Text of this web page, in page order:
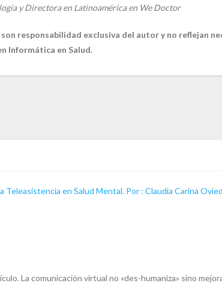
y Directora en Latinoamérica en We Doctor
responsabilidad exclusiva del autor y no reflejan
Informática en Salud.
Teleasistencia en Salud Mental. Por : Claudia Carina
La comunicación virtual no «des-humaniza» sino